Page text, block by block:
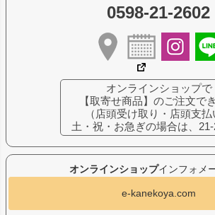
オンラインショップインフォメ
e-kanekoya.com
0598-21-2602
オンラインショップで
【取寄せ商品】のご注文で
（店頭受け取り・店頭支払
土・祝・お急ぎの場合は、